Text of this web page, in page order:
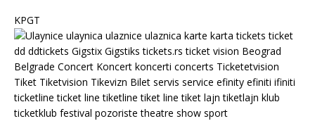
KPGT